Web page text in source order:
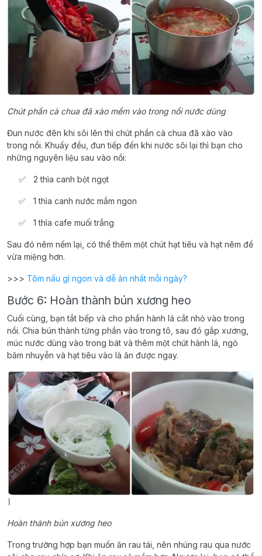
Chút phần cà chua đã xào mềm vào trong nồi nước dùng
Đun nước đên khi sôi lên thì chút phần cà chua đã xào vào
trong nồi. Khuấy đều, đun tiếp đến khi nước sôi lại thì bạn cho
những nguyên liệu sau vào nồi:
2 thìa canh bột ngọt
1 thìa canh nước mắm ngon
1 thìa cafe muối trắng
Sau đó nêm nếm lại, có thể thêm một chút hạt tiêu và hạt nêm để
vừa miệng hơn.
>>> Tôm nấu gì ngon và dễ ăn nhất mỗi ngày?
Bước 6: Hoàn thành bún xương heo
Cuối cùng, bạn tắt bếp và cho phần hành lá cắt nhỏ vào trong
nồi. Chia bún thành từng phần vào trong tô, sau đó gắp xương,
múc nước dùng vào trong bát và thêm một chút hành lá, ngò
băm nhuyễn và hạt tiêu vào là ăn được ngay.
\
Hoàn thành bún xương heo
Trong trường hợp bạn muốn ăn rau tái, nên nhúng rau qua nước